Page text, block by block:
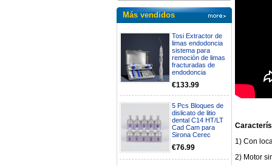
Más vendidos
Tosi Extractor de
limas endodoncia
sistema para
remoción de limas
fracturadas de
endodoncia
€133.99
5 Pcs Bloques de
dislicato de litio
dental C14 HT/LT
Cad Cam para
Sirona Cerec
€76.99
1) Con
2) Motor